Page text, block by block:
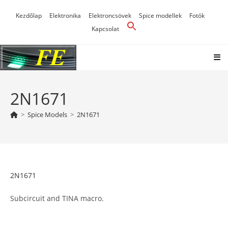
Kezdőlap Elektronika Elektroncsövek Spice modellek
Fotók
Kapcsolat
2N1671
> Spice Models > 2N1671
2N1671
Subcircuit and TINA macro.